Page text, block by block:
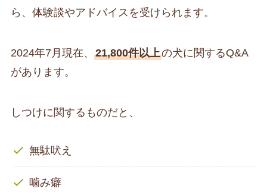
ら、体験談やアドバイスを受けられます。
2024年7月現在、 21,800件以上の犬に関するQ&A
があります。
しつけに関するものだと、
無駄吠え
噛み癖